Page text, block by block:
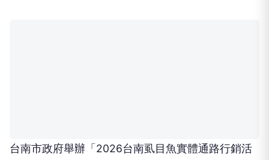
台南市政府舉辦「2026台南虱目魚實體通路行銷活